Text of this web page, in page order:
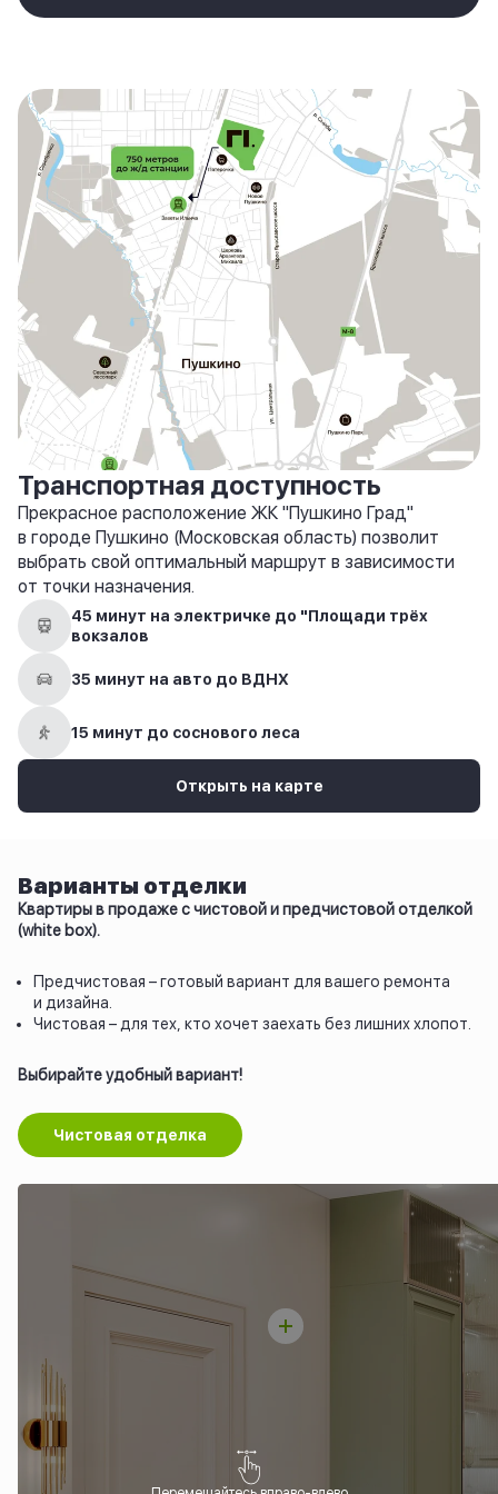
Транспортная доступность
Прекрасное расположение ЖК "Пушкино Град"
в городе Пушкино (Московская область) позволит
выбрать свой оптимальный маршрут в зависимости
от точки назначения.
45 минут на электричке до "Площади трёх
вокзалов
35 минут на авто до ВДНХ
15 минут до соснового леса
Открыть на карте
Варианты отделки
Квартиры в продаже с чистовой и предчистовой отделкой
(white box).
Предчистовая – готовый вариант для вашего ремонта
и дизайна.
Чистовая – для тех, кто хочет заехать без лишних хлопот.
Выбирайте удобный вариант!
Чистовая отделка